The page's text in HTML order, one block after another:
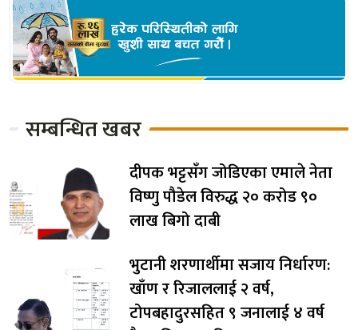
सम्बन्धित खबर
दीपक भट्टसँग जोडिएका एमाले नेता
विष्णु पौडेल विरुद्ध २० करोड ९०
लाख बिगो दाबी
भुटानी शरणार्थीमा सजाय निर्धारण:
खाँण र रिजाललाई २ वर्ष,
टोपबहादुरसहित ९ जनालाई ४ वर्ष